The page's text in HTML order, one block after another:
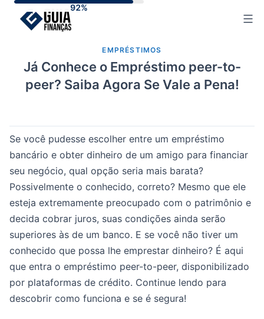
EMPRÉSTIMOS
Já Conhece o Empréstimo peer-to-
peer? Saiba Agora Se Vale a Pena!
Se você pudesse escolher entre um empréstimo
bancário e obter dinheiro de um amigo para financiar
seu negócio, qual opção seria mais barata?
Possivelmente o conhecido, correto? Mesmo que ele
esteja extremamente preocupado com o patrimônio e
decida cobrar juros, suas condições ainda serão
superiores às de um banco. E se você não tiver um
conhecido que possa lhe emprestar dinheiro? É aqui
que entra o empréstimo peer-to-peer, disponibilizado
por plataformas de crédito. Continue lendo para
descobrir como funciona e se é segura!